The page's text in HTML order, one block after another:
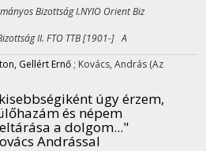
Bizottság I.NYIO Orient Biz
II. FTO TTB [1901-] A
Gellért Ernő ; Kovács, András (Az
úgy érzem,
és népem
a dolgom..."
Andrással